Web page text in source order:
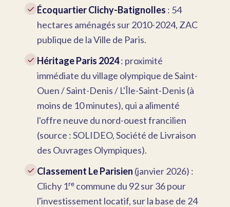
✓ Écoquartier Clichy-Batignolles : 54
hectares aménagés sur 2010-2024, ZAC
publique de la Ville de Paris.
✓ Héritage Paris 2024: proximité
immédiate du village olympique de Saint-
Ouen / Saint-Denis / L'Île-Saint-Denis (à
moins de 10 minutes), qui a alimenté
l'offre neuve du nord-ouest francilien
(source : SOLIDEO, Société de Livraison
des Ouvrages Olympiques).
✓ Classement Le Parisien (janvier 2026) :
Clichy 1ʳᵉ commune du 92 sur 36 pour
l'investissement locatif, sur la base de 24